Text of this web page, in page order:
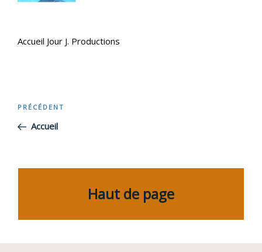
Accueil Jour J. Productions
Navigation
l’article
Article
précédent
PRÉCÉDENT
Accueil
Haut de page